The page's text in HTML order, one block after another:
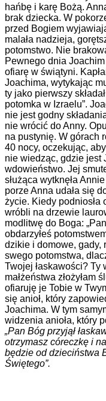
hańbę i karę Bożą.
brak dziecka. W
przed Bogiem
malała nadzieja,
potomstwo. Nie
Pewnego dnia Joachim
ofiarę w świątyni.
Joachima, wytykając
ty jako pierwszy
potomka w Izraelu”.
nie jest godny
nie wrócić do Anny.
na pustynię. W górach
40 nocy, oczekując,
nie wiedząc, gdzie jest
wdowieństwo. Jej
służąca wytknęła
porze Anna udała się
życie. Kiedy podniosła
wróbli na drzewie
modlitwę do Boga:
obdarzyłeś
dzikie i domowe, gady,
swego potomstwa,
Twojej łaskawości? Ty
małżeństwa złożyłam
ofiaruję je Tobie w
się anioł, który
Joachima. W tym
widzenia anioła, który
„Pan Bóg przyjął
otrzymasz córeczkę i
będzie od dzieciństwa
Świętego”.